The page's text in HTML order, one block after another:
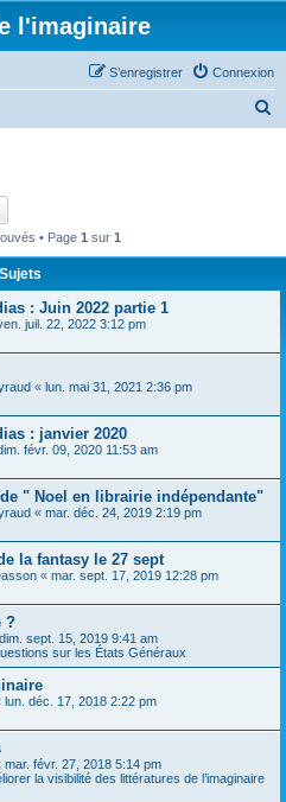
l'imaginaire
Connexion
S’enregistrer
• Page 1 sur 1
Sujets
: Juin 2022 partie 1
juil. 22, 2022 3:12 pm
« lun. mai 31, 2021 2:36 pm
: janvier 2020
févr. 09, 2020 11:53 am
" Noel en librairie indépendante"
« mar. déc. 24, 2019 2:19 pm
la fantasy le 27 sept
« mar. sept. 17, 2019 12:28 pm
?
dim. sept. 15, 2019 9:41 am
sur les États Généraux
lun. déc. 17, 2018 2:22 pm
mar. févr. 27, 2018 5:14 pm
la visibilité des littératures de l’imaginaire